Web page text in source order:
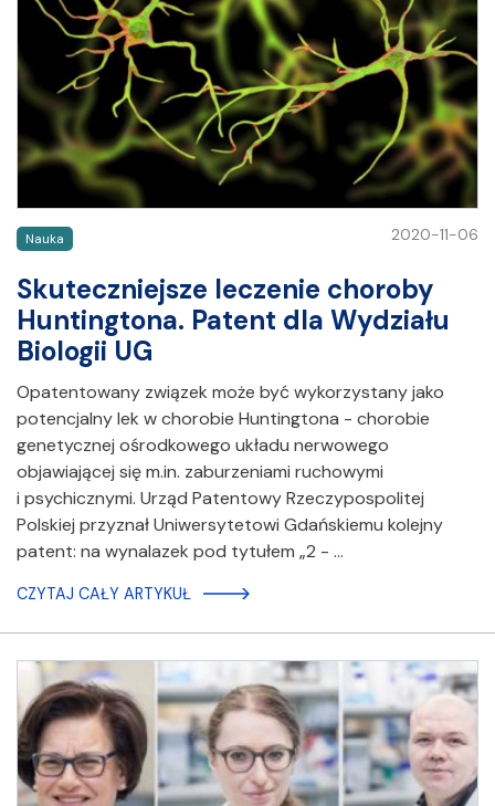
Nauka 2020-11-06
Skuteczniejsze leczenie choroby
Huntingtona. Patent dla Wydziału
Biologii UG
Opatentowany związek może być wykorzystany jako
potencjalny lek w chorobie Huntingtona - chorobie
genetycznej ośrodkowego układu nerwowego
objawiającej się m.in. zaburzeniami ruchowymi
i psychicznymi. Urząd Patentowy Rzeczypospolitej
Polskiej przyznał Uniwersytetowi Gdańskiemu kolejny
patent: na wynalazek pod tytułem „2 - …
CZYTAJ CAŁY ARTYKUŁ